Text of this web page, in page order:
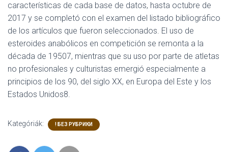
características de cada base de datos, hasta octubre de
2017 y se completó con el examen del listado bibliográfico
de los artículos que fueron seleccionados. El uso de
esteroides anabólicos en competición se remonta a la
década de 19507, mientras que su uso por parte de atletas
no profesionales y culturistas emergió especialmente a
principios de los 90, del siglo XX, en Europa del Este y los
Estados Unidos8.
Kategóriák: ! БЕЗ РУБРИКИ